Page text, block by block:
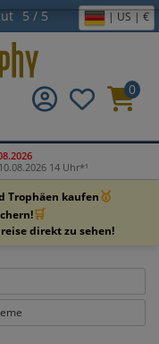
5 / 5 | US | €
0
14 Uhr*¹
Trophäen kaufen🥇
🛒
direkt zu sehen!